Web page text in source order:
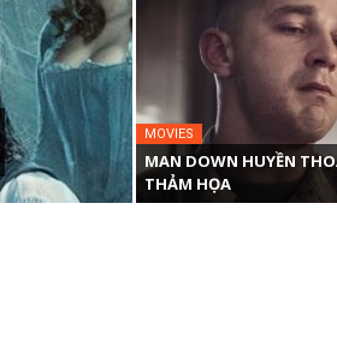
MOVIES
MAN DOWN HUYỀN
THẢM HỌA